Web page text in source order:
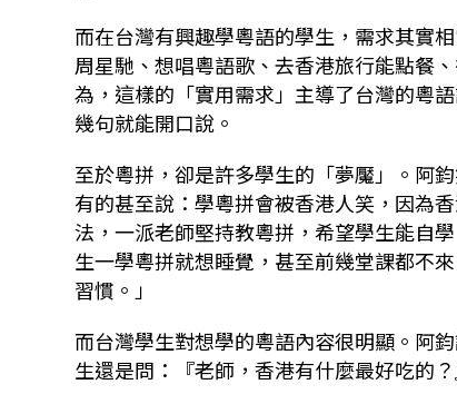
而在台灣有興趣學粵語的學生，需求其實
周星馳、想唱粵語歌、去香港旅行能點餐
為，這樣的「實用需求」主導了台灣的粵
幾句就能開口說。
至於粵拼，卻是許多學生的「夢魘」。阿
有的甚至說：學粵拼會被香港人笑，因為
法，一派老師堅持教粵拼，希望學生能自
生一學粵拼就想睡覺，甚至前幾堂課都不
習慣。」
而台灣學生對想學的粵語內容很明顯。阿
生還是問：『老師，香港有什麼最好吃的